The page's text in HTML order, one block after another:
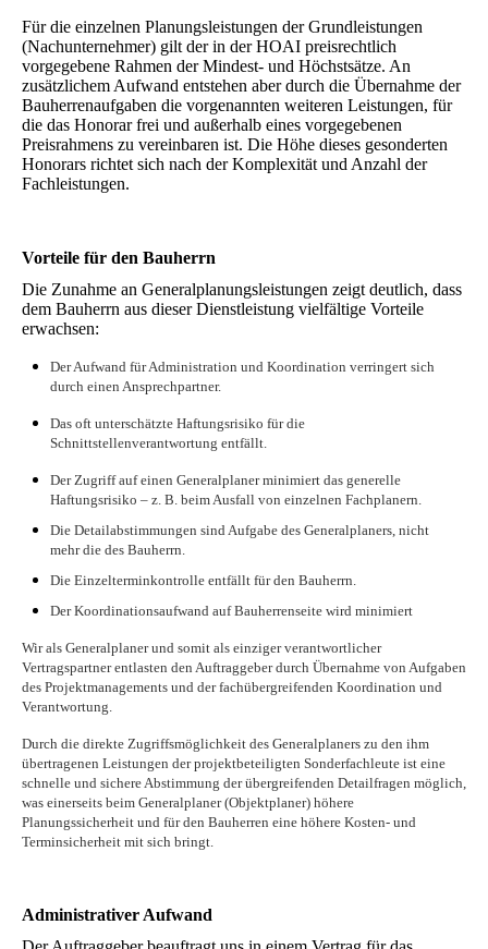
Für die einzelnen Planungsleistungen der Grundleistungen
(Nachunternehmer) gilt der in der HOAI preisrechtlich
vorgegebene Rahmen der Mindest- und Höchstsätze. An
zusätzlichem Aufwand entstehen aber durch die Übernahme der
Bauherrenaufgaben die vorgenannten weiteren Leistungen, für
die das Honorar frei und außerhalb eines vorgegebenen
Preisrahmens zu vereinbaren ist. Die Höhe dieses gesonderten
Honorars richtet sich nach der Komplexität und Anzahl der
Fachleistungen.
Vorteile für den Bauherrn
Die Zunahme an Generalplanungsleistungen zeigt deutlich, dass
dem Bauherrn aus dieser Dienstleistung vielfältige Vorteile
erwachsen:
Der Aufwand für Administration und Koordination verringert sich
durch einen Ansprechpartner.
Das oft unterschätzte Haftungsrisiko für die
Schnittstellenverantwortung entfällt.
Der Zugriff auf einen Generalplaner minimiert das generelle
Haftungsrisiko – z. B. beim Ausfall von einzelnen Fachplanern.
Die Detailabstimmungen sind Aufgabe des Generalplaners, nicht
mehr die des Bauherrn.
Die Einzelterminkontrolle entfällt für den Bauherrn.
Der Koordinationsaufwand auf Bauherrenseite wird minimiert
Wir als Generalplaner und somit als einziger verantwortlicher
Vertragspartner entlasten den Auftraggeber durch Übernahme von Aufgaben
des Projektmanagements und der fachübergreifenden Koordination und
Verantwortung.
Durch die direkte Zugriffsmöglichkeit des Generalplaners zu den ihm
übertragenen Leistungen der projektbeteiligten Sonderfachleute ist eine
schnelle und sichere Abstimmung der übergreifenden Detailfragen möglich,
was einerseits beim Generalplaner (Objektplaner) höhere
Planungssicherheit und für den Bauherren eine höhere Kosten- und
Terminsicherheit mit sich bringt.
Administrativer Aufwand